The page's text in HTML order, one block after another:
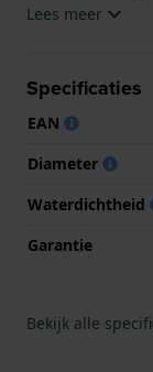
horloge
Lees meer
Specificaties
EAN
Diameter
Waterdichtheid
Garantie
Bekijk alle